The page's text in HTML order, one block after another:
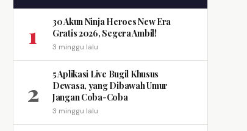
1
30 Akun Ninja Heroes New Era
Gratis 2026, Segera Ambil!
3 minggu lalu
2
5 Aplikasi Live Bugil Khusus
Dewasa, yang Dibawah Umur
Jangan Coba-Coba
3 minggu lalu